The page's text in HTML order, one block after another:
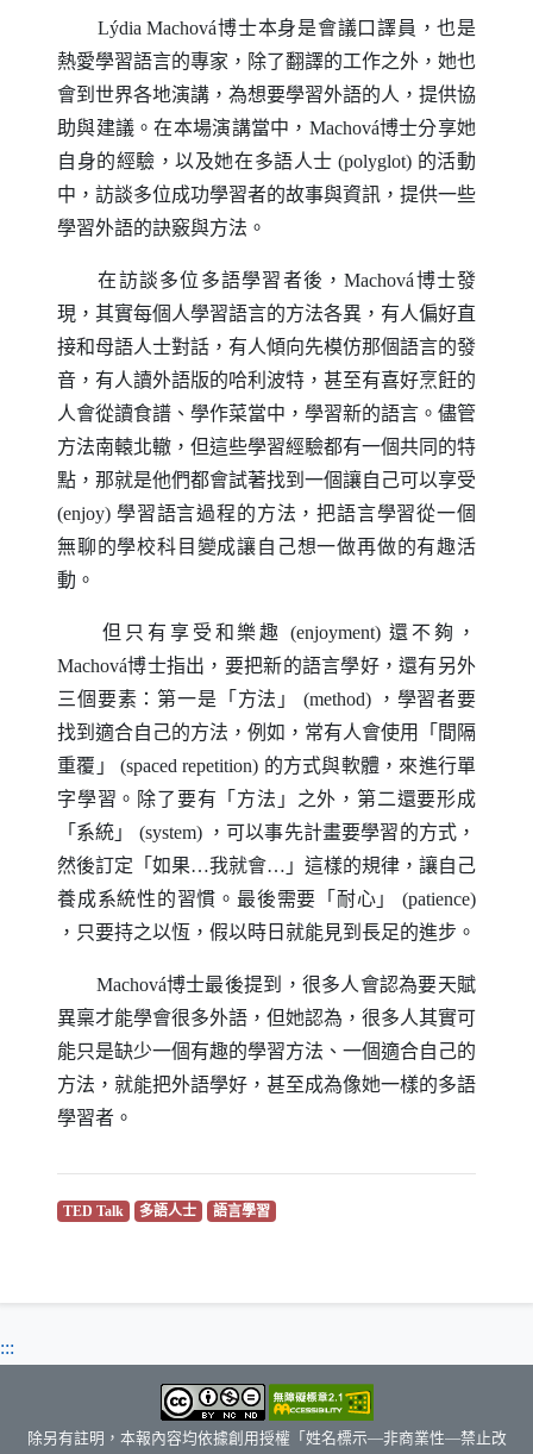
Lýdia Machová博士本身是會議口譯員，也是
熱愛學習語言的專家，除了翻譯的工作之外，她也
會到世界各地演講，為想要學習外語的人，提供協
助與建議。在本場演講當中， Machová博士分享她
自身的經驗，以及她在多語人士(polyglot) 的活動
中，訪談多位成功學習者的故事與資訊，提供一些
學習外語的訣竅與方法。
在訪談多位多語學習者後，Machová博士發
現，其實每個人學習語言的方法各異，有人偏好直
接和母語人士對話，有人傾向先模仿那個語言的發
音，有人讀外語版的哈利波特，甚至有喜好烹飪的
人會從讀食譜、學作菜當中，學習新的語言。儘管
方法南轅北轍，但這些學習經驗都有一個共同的特
點，那就是他們都會試著找到一個讓自己可以享受
(enjoy) 學習語言過程的方法，把語言學習從一個
無聊的學校科目變成讓自己想一做再做的有趣活
動。
但只有享受和樂趣(enjoyment) 還不夠，
Machová博士指出，要把新的語言學好，還有另外
三個要素：第一是「方法」 (method)，學習者要
找到適合自己的方法，例如，常有人會使用「間隔
重覆」 (spaced repetition) 的方式與軟體，來進行單
字學習。除了要有「方法」之外，第二還要形成
「系統」 (system)，可以事先計畫要學習的方式，
然後訂定「如果…我就會…」這樣的規律，讓自己
養成系統性的習慣。最後需要「耐心」 (patience)
，只要持之以恆，假以時日就能見到長足的進步。
Machová博士最後提到，很多人會認為要天賦
異稟才能學會很多外語，但她認為，很多人其實可
能只是缺少一個有趣的學習方法、一個適合自己的
方法，就能把外語學好，甚至成為像她一樣的多語
學習者。
TED Talk（另開新視窗）
多語人士（另開新視窗）
語言學習（另開新視窗）
:::
除另有註明，本報內容均依據創用授權「姓名標示—非商業性—禁止改